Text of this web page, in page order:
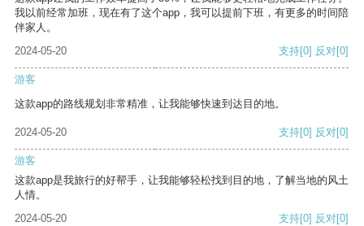
我以前经常加班，现在有了这个app，我可以提前下班，有更多的时间陪
伴家人。
2024-05-20
支持[0] 反对[0]
游客
这款app的路线规划非常精准，让我能够快速到达目的地。
2024-05-20 支持[0] 反对[0]
游客
这款app是我旅行的好帮手，让我能够轻松找到目的地，了解当地的风土
人情。
2024-05-20
支持[0] 反对[0]